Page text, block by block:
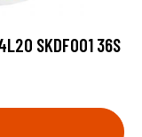
SKDF001 36S